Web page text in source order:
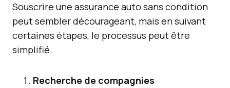
Souscrire une assurance auto sans condition
peut sembler décourageant, mais en suivant
certaines étapes, le processus peut être
simplifié.
Recherche de compagnies